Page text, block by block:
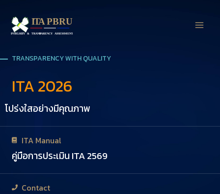
TRANSPARENCY WITH QUALITY
ITA 2026
โปร่งใสอย่างมีคุณภาพ
ITA Manual
คู่มือการประเมิน ITA 2569
Contact